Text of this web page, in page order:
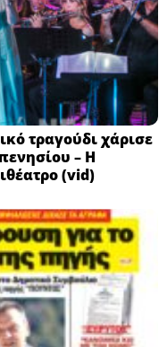
τραγούδι χάρισε
– Η
(vid)